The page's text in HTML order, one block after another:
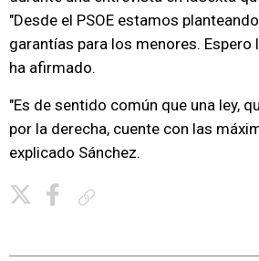
"Desde el PSOE estamos
garantías para los menores. Espero
ha afirmado.
"Es de sentido común que una ley,
por la derecha, cuente con las
explicado Sánchez.